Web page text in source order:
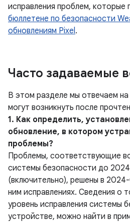
исправления проблем, которые
бюллетене по безопасности
обновлениям Pixel.
Часто задаваемые
В этом разделе мы отвечаем
могут возникнуть после
1. Как определить,
обновление, в котором
проблемы?
Проблемы, соответствующие
системы безопасности до
(включительно), решены в
ним исправлениях. Сведения о
уровень исправления системы
устройстве, можно найти в